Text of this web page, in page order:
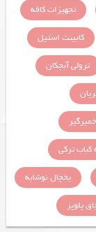
تجهیزات کافه
کابینت استیل
ترولی آبچکان
کباب ترکی
یخچال نوشابه
پلوپز